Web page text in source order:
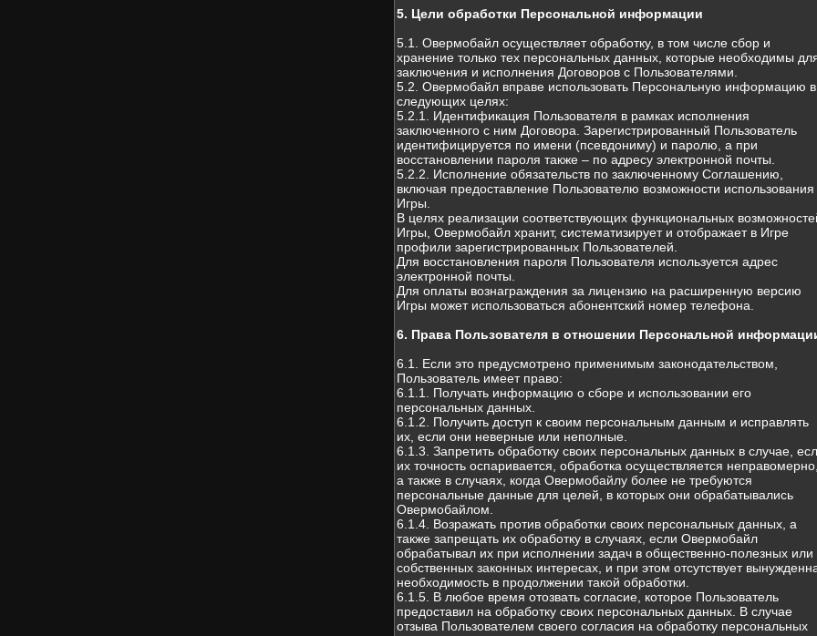
5. Цели обработки Персональной информации
5.1. Овермобайл осуществляет обработку, в том числе сбор и
хранение только тех персональных данных, которые необходимы
заключения и исполнения Договоров с Пользователями.
5.2. Овермобайл вправе использовать Персональную информацию в
следующих целях:
5.2.1. Идентификация Пользователя в рамках исполнения
заключенного с ним Договора. Зарегистрированный Пользователь
идентифицируется по имени (псевдониму) и паролю, а при
восстановлении пароля также – по адресу электронной почты.
5.2.2. Исполнение обязательств по заключенному Соглашению,
включая предоставление Пользователю возможности использования
Игры.
В целях реализации соответствующих функциональных
Игры, Овермобайл хранит, систематизирует и отображает в Игре
профили зарегистрированных Пользователей.
Для восстановления пароля Пользователя используется адрес
электронной почты.
Для оплаты вознаграждения за лицензию на расширенную версию
Игры может использоваться абонентский номер телефона.
6. Права Пользователя в отношении Персональной
6.1. Если это предусмотрено применимым законодательством,
Пользователь имеет право:
6.1.1. Получать информацию о сборе и использовании его
персональных данных.
6.1.2. Получить доступ к своим персональным данным и исправлять
их, если они неверные или неполные.
6.1.3. Запретить обработку своих персональных данных в случае,
их точность оспаривается, обработка осуществляется неправомерно,
а также в случаях, когда Овермобайлу более не требуются
персональные данные для целей, в которых они обрабатывались
Овермобайлом.
6.1.4. Возражать против обработки своих персональных данных, а
также запрещать их обработку в случаях, если Овермобайл
обрабатывал их при исполнении задач в общественно-полезных или
собственных законных интересах, и при этом отсутствует
необходимость в продолжении такой обработки.
6.1.5. В любое время отозвать согласие, которое Пользователь
предоставил на обработку своих персональных данных. В случае
отзыва Пользователем своего согласия на обработку персональных